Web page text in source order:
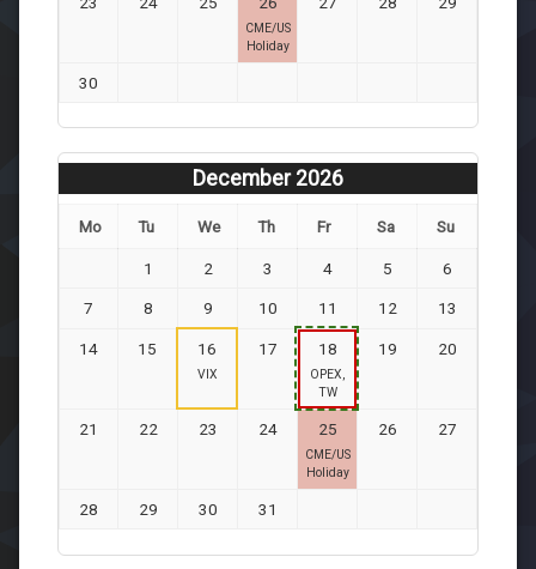
CME/US
Holiday
30
December 2026
Mo Tu We Th Fr Sa Su
1 2 3 4 5 6
7 8 9 10 11 12 13
14 15 16
VIX
17 18
OPEX,
TW
19 20
21 22 23 24 25
CME/US
Holiday
26 27
28 29 30 31